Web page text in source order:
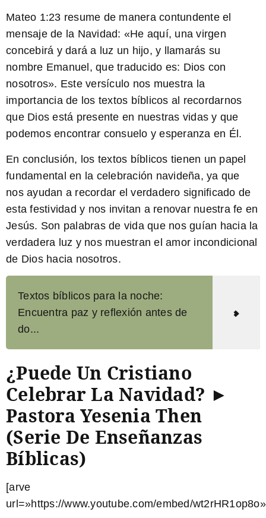
Mateo 1:23 resume de manera contundente el
mensaje de la Navidad: «He aquí, una virgen
concebirá y dará a luz un hijo, y llamarás su
nombre Emanuel, que traducido es: Dios con
nosotros». Este versículo nos muestra la
importancia de los textos bíblicos al recordarnos
que Dios está presente en nuestras vidas y que
podemos encontrar consuelo y esperanza en Él.
En conclusión, los textos bíblicos tienen un papel
fundamental en la celebración navideña, ya que
nos ayudan a recordar el verdadero significado de
esta festividad y nos invitan a renovar nuestra fe en
Jesús. Son palabras de vida que nos guían hacia la
verdadera luz y nos muestran el amor incondicional
de Dios hacia nosotros.
Textos bíblicos para la noche:
Encuentra paz y reflexión antes de
do...
¿Puede Un Cristiano
Celebrar La Navidad? ►
Pastora Yesenia Then
(Serie De Enseñanzas
Bíblicas)
[arve
url=»https://www.youtube.com/embed/